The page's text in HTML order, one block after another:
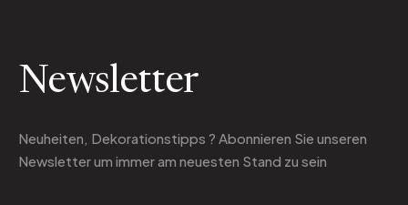
Newsletter
Neuheiten, Dekorationstipps ? Abonnieren Sie unseren
Newsletterum immer am neuesten Stand zu sein